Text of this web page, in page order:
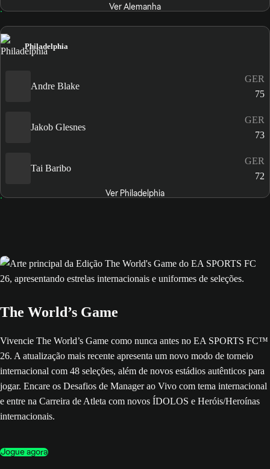
Ver Alemanha
Philadelphia
Andre Blake
GER
75
Jakob Glesnes
GER
73
Tai Baribo
GER
72
Ver Philadelphia
The World’s Game
Vivencie The World’s Game como nunca antes no EA SPORTS FC™
26. A atualização mais recente apresenta um novo modo de torneio
internacional com 48 seleções, além de novos estádios autênticos para
jogar. Encare os Desafios de Manager ao Vivo com tema internacional
e entre na Carreira de Atleta com novos ÍDOLOS e Heróis/Heroínas
internacionais.
Jogue agora